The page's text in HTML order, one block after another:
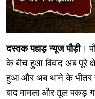
दस्तक पहाड़ न्यूज पौड़ी।
के बीच हुआ विवाद अब पूरे
हुआ और अब थाने के भीतर
बाद मामला और तूल पकड़